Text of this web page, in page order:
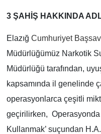
3 ŞAHİŞ HAKKINDA
Elazığ Cumhuriyet
Müdürlüğümüz Narkotik
Müdürlüğü tarafından,
kapsamında il genelinde
operasyonlarca çeşitli
geçirilirken, Operasyonda
Kullanmak’ suçundan